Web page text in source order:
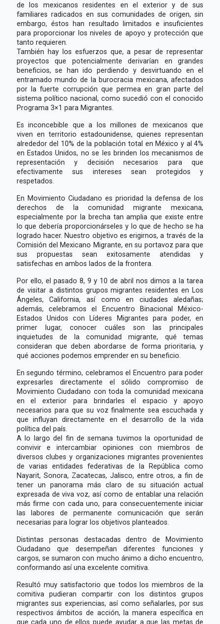
de los mexicanos residentes en el exterior y de sus
familiares radicados en sus comunidades de origen, sin
embargo, éstos han resultado limitados e insuficientes
para proporcionar los niveles de apoyo y protección que
tanto requieren.
También hay los esfuerzos que, a pesar de representar
proyectos que potencialmente derivarían en grandes
beneficios, se han ido perdiendo y desvirtuando en el
entramado mundo de la burocracia mexicana, afectados
por la fuerte corrupción que permea en gran parte del
sistema político nacional, como sucedió con el conocido
Programa 3×1 para Migrantes.
Es inconcebible que a los millones de mexicanos que
viven en territorio estadounidense, quienes representan
alrededor del 10% de la población total en México y al 4%
en Estados Unidos, no se les brinden los mecanismos de
representación y decisión necesarios para que
efectivamente sus intereses sean protegidos y
respetados.
En Movimiento Ciudadano es prioridad la defensa de los
derechos de la comunidad migrante mexicana,
especialmente por la brecha tan amplia que existe entre
lo que debería proporcionárseles y lo que de hecho se ha
logrado hacer. Nuestro objetivo es erigirnos, a través de la
Comisión del Mexicano Migrante, en su portavoz para que
sus propuestas sean exitosamente atendidas y
satisfechas en ambos lados de la frontera.
Por ello, el pasado 8, 9 y 10 de abril nos dimos a la tarea
de visitar a distintos grupos migrantes residentes en Los
Ángeles, California, así como en ciudades aledañas;
además, celebramos el Encuentro Binacional México-
Estados Unidos con Líderes Migrantes para poder, en
primer lugar, conocer cuáles son las principales
inquietudes de la comunidad migrante, qué temas
consideran que deben abordarse de forma prioritaria, y
qué acciones podemos emprender en su beneficio.
En segundo término, celebramos el Encuentro para poder
expresarles directamente el sólido compromiso de
Movimiento Ciudadano con toda la comunidad mexicana
en el exterior para brindarles el espacio y apoyo
necesarios para que su voz finalmente sea escuchada y
que influyan directamente en el desarrollo de la vida
política del país.
A lo largo del fin de semana tuvimos la oportunidad de
convivir e intercambiar opiniones con miembros de
diversos clubes y organizaciones migrantes provenientes
de varias entidades federativas de la República como
Nayarit, Sonora, Zacatecas, Jalisco, entre otros, a fin de
tener un panorama más claro de su situación actual
expresada de viva voz, así como de entablar una relación
más firme con cada uno, para consecuentemente iniciar
las labores de permanente comunicación que serán
necesarias para lograr los objetivos planteados.
Distintas personas destacadas dentro de Movimiento
Ciudadano que desempeñan diferentes funciones y
cargos, se sumaron con mucho ánimo a dicho encuentro,
conformando así una excelente comitiva.
Resultó muy satisfactorio que todos los miembros de la
comitiva pudieran compartir con los distintos grupos
migrantes sus experiencias, así como señalarles, por sus
respectivos ámbitos de acción, la manera específica en
que cada uno de ellos puede ayudar a que las metas de